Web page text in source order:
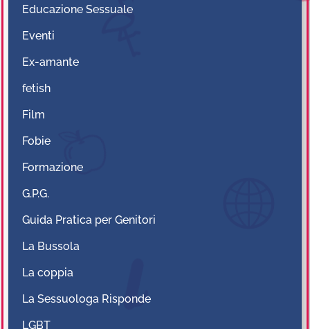
Educazione Sessuale
Eventi
Ex-amante
fetish
Film
Fobie
Formazione
G.P.G.
Guida Pratica per Genitori
La Bussola
La coppia
La Sessuologa Risponde
LGBT